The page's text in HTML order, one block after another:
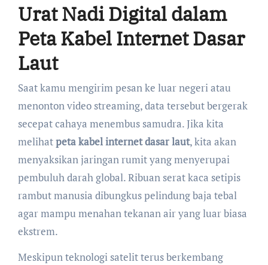
Urat Nadi Digital dalam
Peta Kabel Internet Dasar
Laut
Saat kamu mengirim pesan ke luar negeri atau
menonton video streaming, data tersebut bergerak
secepat cahaya menembus samudra. Jika kita
melihatpeta kabel internet dasar laut, kita akan
menyaksikan jaringan rumit yang menyerupai
pembuluh darah global. Ribuan serat kaca setipis
rambut manusia dibungkus pelindung baja tebal
agar mampu menahan tekanan air yang luar biasa
ekstrem.
Meskipun teknologi satelit terus berkembang